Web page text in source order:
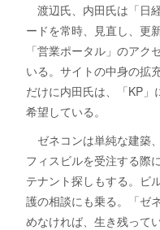
渡辺氏、内田氏は「日
ードを常時、見直し、更
「営業ポータル」のアク
いる。サイトの中身の拡
だけに内田氏は、「KP
希望している。
ゼネコンは単純な建築
フィスビルを受注する際
テナント探しもする。ビ
護の相談にも乗る。「ゼ
めなければ、生き残って